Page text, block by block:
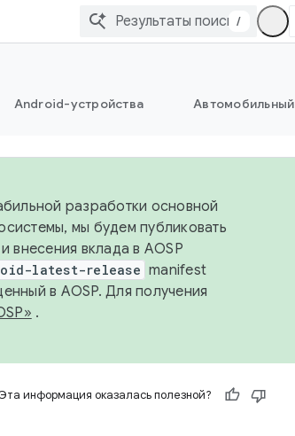
/
Android-устройства Автомобильный
разработки основной
мы будем публиковать
внесения вклада в AOSP
latest-release manifest
в AOSP. Для получения
.
информация оказалась полезной?